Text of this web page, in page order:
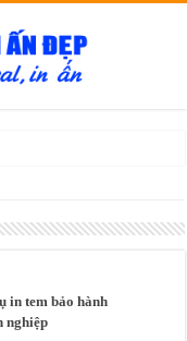
in tem bảo hành
nghiệp